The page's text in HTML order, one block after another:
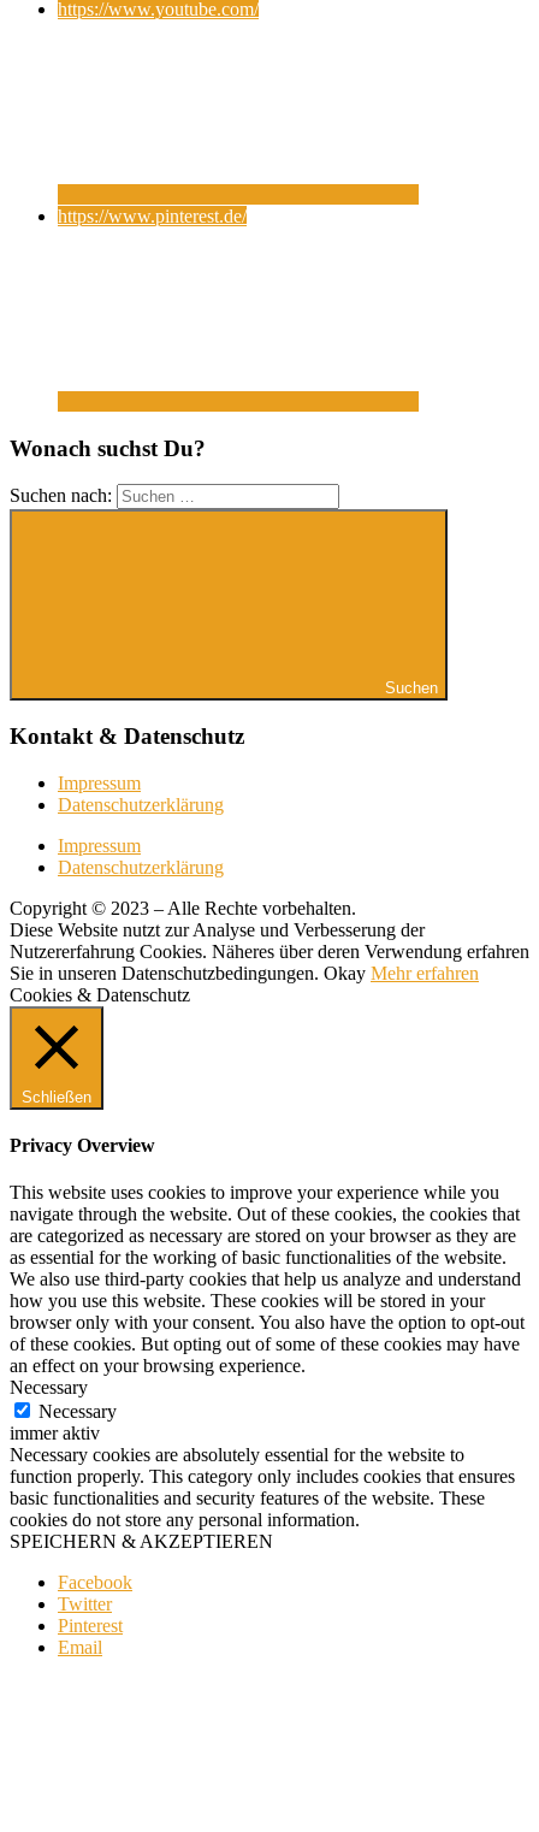
https://www.youtube.com/
https://www.pinterest.de/
Wonach suchst Du?
Suchen nach:
Suchen
Kontakt & Datenschutz
Impressum
Datenschutzerklärung
Impressum
Datenschutzerklärung
Copyright © 2023 – Alle Rechte vorbehalten.
Diese Website nutzt zur Analyse und Verbesserung der
Nutzererfahrung Cookies. Näheres über deren Verwendung erfahren
Sie in unseren Datenschutzbedingungen. Okay Mehr erfahren
Cookies & Datenschutz
Schließen
Privacy Overview
This website uses cookies to improve your experience while you
navigate through the website. Out of these cookies, the cookies that
are categorized as necessary are stored on your browser as they are
as essential for the working of basic functionalities of the website.
We also use third-party cookies that help us analyze and understand
how you use this website. These cookies will be stored in your
browser only with your consent. You also have the option to opt-out
of these cookies. But opting out of some of these cookies may have
an effect on your browsing experience.
Necessary
Necessary
immer aktiv
Necessary cookies are absolutely essential for the website to
function properly. This category only includes cookies that ensures
basic functionalities and security features of the website. These
cookies do not store any personal information.
SPEICHERN & AKZEPTIEREN
Facebook
Twitter
Pinterest
Email